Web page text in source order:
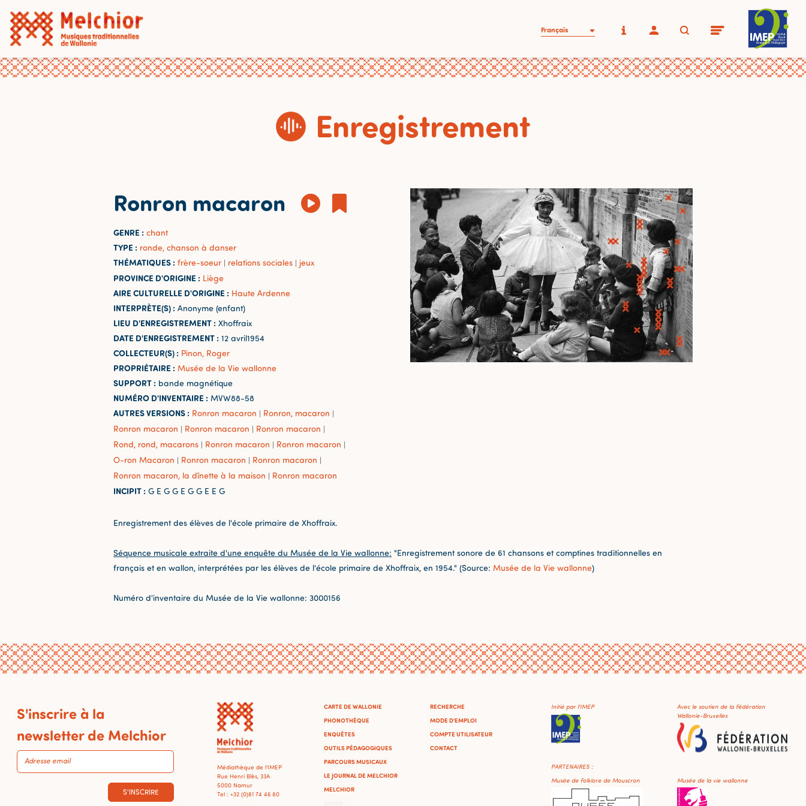
Français
Enregistrement
Ronron macaron
GENRE : chant
TYPE : ronde, chanson à danser
THÉMATIQUES : frère-soeur | relations sociales | jeux
PROVINCE D'ORIGINE : Liège
AIRE CULTURELLE D'ORIGINE : Haute Ardenne
INTERPRÈTE(S) : Anonyme (enfant)
LIEU D'ENREGISTREMENT : Xhoffraix
DATE D'ENREGISTREMENT : 12 avril1954
COLLECTEUR(S) : Pinon, Roger
PROPRIÉTAIRE : Musée de la Vie wallonne
SUPPORT : bande magnétique
NUMÉRO D'INVENTAIRE : MVW88-58
AUTRES VERSIONS : Ronron macaron | Ronron, macaron |
Ronron macaron | Ronron macaron | Ronron macaron |
Rond, rond, macarons | Ronron macaron | Ronron macaron |
O-ron Macaron | Ronron macaron | Ronron macaron |
Ronron macaron, la dînette à la maison | Ronron macaron
INCIPIT : G E G G E G G E E G
Enregistrement des élèves de l'école primaire de Xhoffraix.
Séquence musicale extraite d'une enquête du Musée de la Vie wallonne: "Enregistrement sonore de 61 chansons et comptines traditionnelles en
français et en wallon, interprétées par les élèves de l'école primaire de Xhoffraix, en 1954." (Source: Musée de la Vie wallonne)
Numéro d'inventaire du Musée de la Vie wallonne: 3000156
S'inscrire à la
newsletter de Melchior
S'INSCRIRE
Médiathèque de l'IMEP
Rue Henri Blès, 33A
5000 Namur
Tel : +32 (0)81 74 46 80
CARTE DE WALLONIE
PHONOTHÈQUE
ENQUÊTES
OUTILS PÉDAGOGIQUES
PARCOURS MUSICAUX
LE JOURNAL DE MELCHIOR
MELCHIOR
RECHERCHE
MODE D'EMPLOI
COMPTE UTILISATEUR
CONTACT
Initié par l'IMEP
Avec le soutien de la Fédération
Wallonie-Bruxelles
PARTENAIRES :
Musée de Folklore de Mouscron
Musée de la vie wallonne